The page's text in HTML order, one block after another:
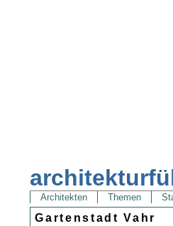
Architekten Themen
Gartenstadt Vahr